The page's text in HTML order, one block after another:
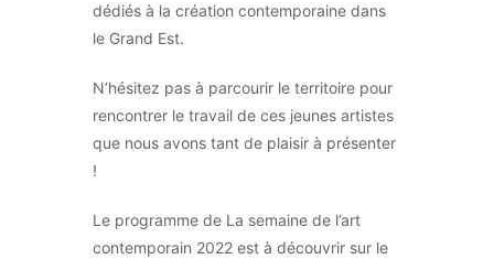
dédiés à la création contemporaine dans
le Grand Est.
N’hésitez pas à parcourir le territoire pour
rencontrer le travail de ces jeunes artistes
que nous avons tant de plaisir à présenter
!
Le programme de La semaine de l’art
contemporain 2022 est à découvrir sur le